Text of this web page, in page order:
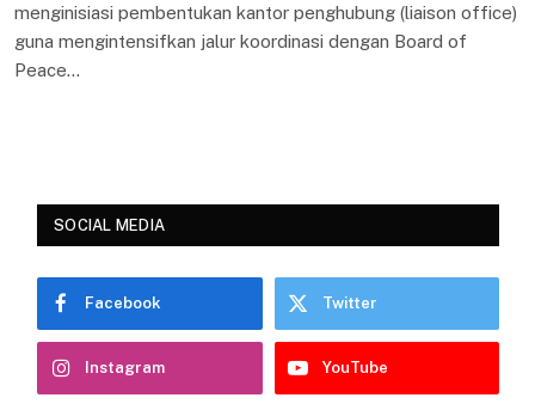
menginisiasi pembentukan kantor penghubung (liaison office)
guna mengintensifkan jalur koordinasi dengan Board of
Peace…
SOCIAL MEDIA
Facebook Twitter
Instagram YouTube